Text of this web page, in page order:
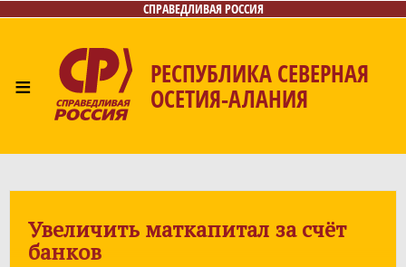
СПРАВЕДЛИВАЯ РОССИЯ
≡ РЕСПУБЛИКА СЕВЕРНАЯ
ОСЕТИЯ-АЛАНИЯ
Контакты
Увеличить маткапитал за счёт
банков